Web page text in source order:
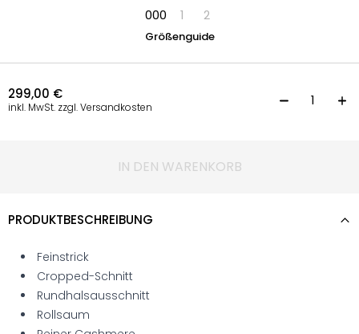
000 1 2
Größenguide
299,00 €
inkl. MwSt. zzgl. Versandkosten
IN DEN WARENKORB
PRODUKTBESCHREIBUNG
Feinstrick
Cropped-Schnitt
Rundhalsausschnitt
Rollsaum